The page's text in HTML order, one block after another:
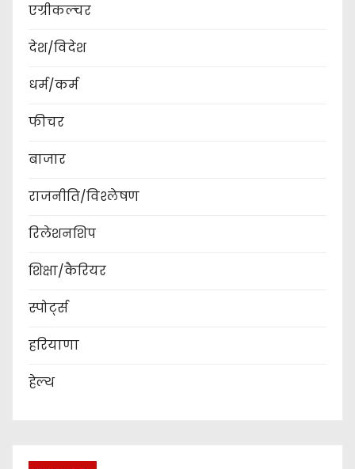
एग्रीकल्चर
देश/विदेश
धर्म/कर्म
फीचर
बाजार
राजनीति/विश्लेषण
रिलेशनशिप
शिक्षा/कैरियर
स्पोर्ट्स
हरियाणा
हेल्थ